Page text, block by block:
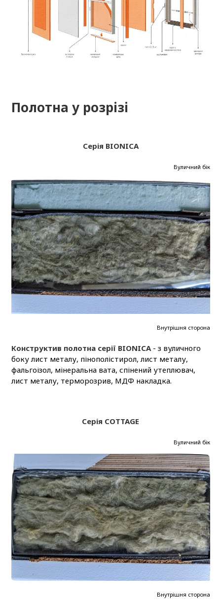
Полотна у розрізі
Серія BIONICA
Вуличний бік
Внутрішня сторона
Конструктив полотна серії BIONICA- з вуличного
боку лист металу, пінополістирол, лист металу,
фальгоізол, мінеральна вата, спінений утеплювач,
лист металу, терморозрив, МДФ накладка.
Серія COTTAGE
Вуличний бік
Внутрішня сторона